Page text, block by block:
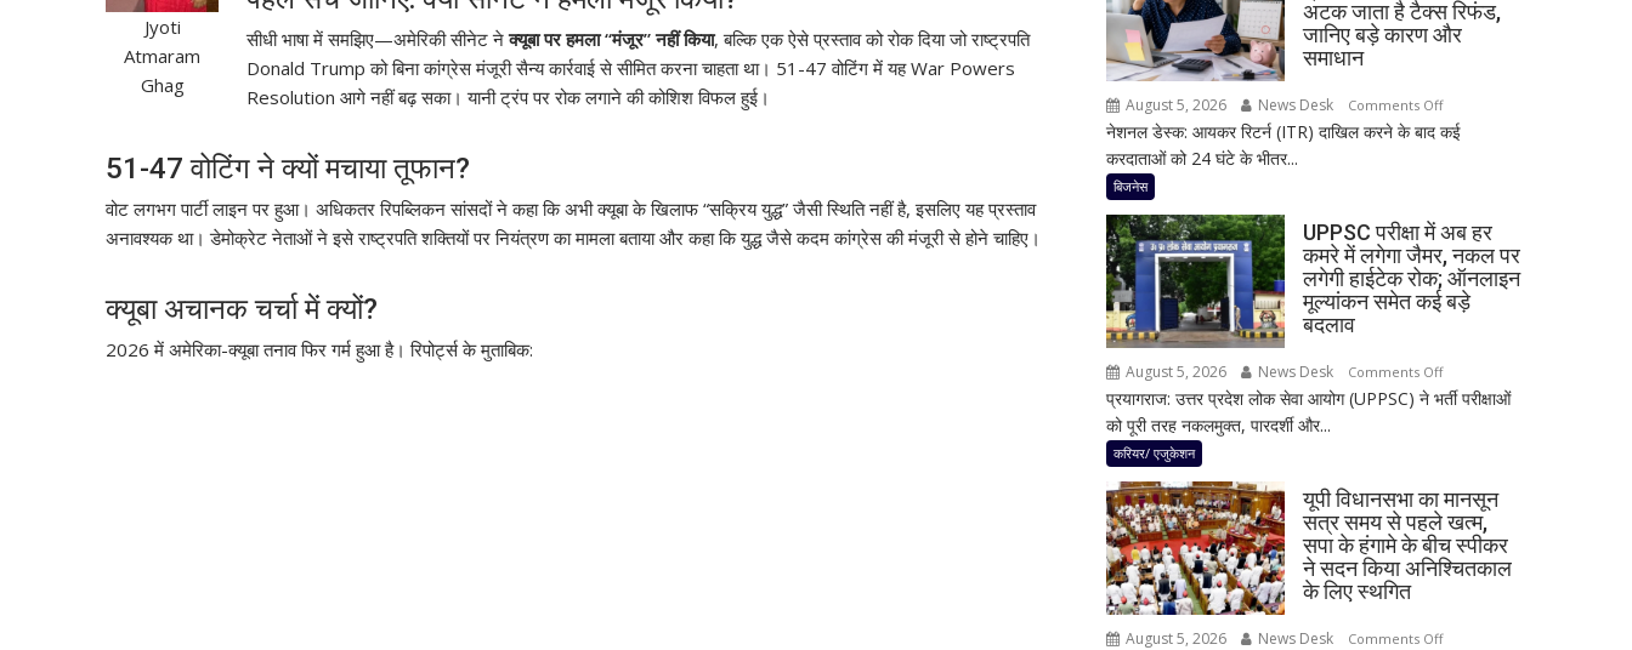
Jyoti
Atmaram
Ghag
सीधी भाषा में समझिए—अमेरिकी सीनेट नेक्यूबा पर हमला “मंजूर” नहीं किया, बल्कि एक ऐसे प्रस्ताव को रोक दिया जो राष्ट्रपति
Donald Trump को बिना कांग्रेस मंजूरी सैन्य कार्रवाई से सीमित करना चाहता था। 51-47 वोटिंग में यह War Powers
Resolution आगे नहीं बढ़ सका। यानी ट्रंप पर रोक लगाने की कोशिश विफल हुई।
51-47 वोटिंग ने क्यों मचाया तूफान?
वोट लगभग पार्टी लाइन पर हुआ। अधिकतर रिपब्लिकन सांसदों ने कहा कि अभी क्यूबा के खिलाफ “सक्रिय युद्ध” जैसी स्थिति नहीं है, इसलिए यह प्रस्ताव
अनावश्यक था। डेमोक्रेट नेताओं ने इसे राष्ट्रपति शक्तियों पर नियंत्रण का मामला बताया और कहा कि युद्ध जैसे कदम कांग्रेस की मंजूरी से होने चाहिए।
क्यूबा अचानक चर्चा में क्यों?
2026 में अमेरिका-क्यूबा तनाव फिर गर्म हुआ है। रिपोर्ट्स के मुताबिक:
पहुंचाया’,
की
जयंती
का
BJP
पर
निशाना
अटक जाता है टैक्स रिफंड,
जानिए बड़े कारण और
समाधान
August 5, 2026 News Desk Comments Offon
ITR
प्रोसेस्ड
होने
के
क्यों
अटक
रिफंड,
जानिए
बड़े
समाधान
नेशनल डेस्क: आयकर रिटर्न (ITR) दाखिल करने के बाद कई
करदाताओं को 24 घंटे के भीतर...
बिजनेस
UPPSC परीक्षा में अब हर
कमरे में लगेगा जैमर, नकल पर
लगेगी हाईटेक रोक; ऑनलाइन
मूल्यांकन समेत कई बड़े
बदलाव
August 5, 2026 News Desk Comments Offon
UPPSC
हर
कमरे
में
नकल
प्रयागराज: उत्तर प्रदेश लोक सेवा आयोग (UPPSC) ने भर्ती परीक्षाओं
को पूरी तरह नकलमुक्त, पारदर्शी और...
करियर/ एजुकेशन
यूपी विधानसभा का मानसून
सत्र समय से पहले खत्म,
सपा के हंगामे के बीच स्पीकर
ने सदन किया अनिश्चितकाल
के लिए स्थगित
August 5, 2026 News Desk Comments Offon